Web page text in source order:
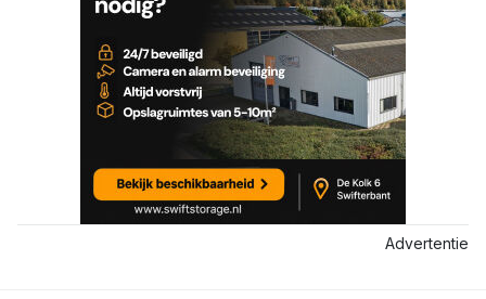
Advertentie